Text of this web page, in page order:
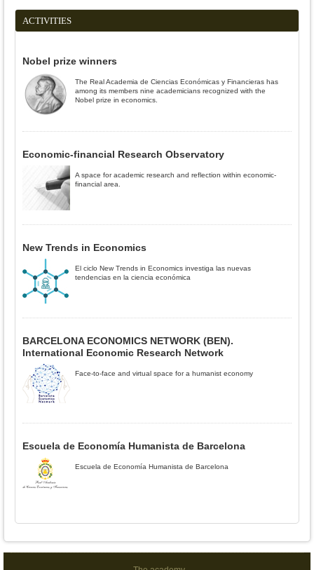
ACTIVITIES
Nobel prize winners
The Real Academia de Ciencias Económicas y Financieras has
among its members nine academicians recognized with the
Nobel prize in economics.
Economic-financial Research Observatory
A space for academic research and reflection within economic-
financial area.
New Trends in Economics
El ciclo New Trends in Economics investiga las nuevas
tendencias en la ciencia económica
BARCELONA ECONOMICS NETWORK (BEN).
International Economic Research Network
Face-to-face and virtual space for a humanist economy
Escuela de Economía Humanista de Barcelona
Escuela de Economía Humanista de Barcelona